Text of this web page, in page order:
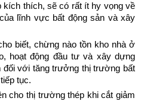
kích thích, sẽ có rất ít hy vọng về
lĩnh vực bất động sản và xây
biết, chừng nào tồn kho nhà ở
hoạt động đầu tư và xây dựng
với tăng trưởng thị trường bất
tục.
cho thị trường thép khi cắt giảm